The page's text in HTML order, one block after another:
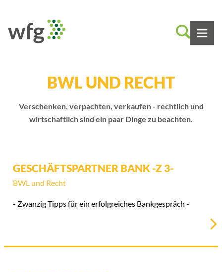
BWL UND RECHT
Verschenken, verpachten, verkaufen - rechtlich und
wirtschaftlich sind ein paar Dinge zu beachten.
GESCHÄFTSPARTNER BANK -Z 3-
BWL und Recht
- Zwanzig Tipps für ein erfolgreiches Bankgespräch -